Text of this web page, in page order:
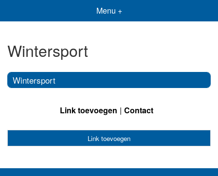
Menu +
Wintersport
Wintersport
Link toevoegen Contact
Link toevoegen